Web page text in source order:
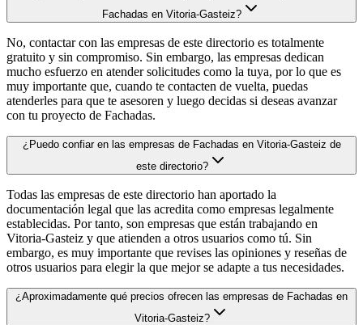
Fachadas en Vitoria-Gasteiz?
No, contactar con las empresas de este directorio es totalmente
gratuito y sin compromiso. Sin embargo, las empresas dedican
mucho esfuerzo en atender solicitudes como la tuya, por lo que es
muy importante que, cuando te contacten de vuelta, puedas
atenderles para que te asesoren y luego decidas si deseas avanzar
con tu proyecto de Fachadas.
¿Puedo confiar en las empresas de Fachadas en Vitoria-Gasteiz de
este directorio?
Todas las empresas de este directorio han aportado la
documentación legal que las acredita como empresas legalmente
establecidas. Por tanto, son empresas que están trabajando en
Vitoria-Gasteiz y que atienden a otros usuarios como tú. Sin
embargo, es muy importante que revises las opiniones y reseñas de
otros usuarios para elegir la que mejor se adapte a tus necesidades.
¿Aproximadamente qué precios ofrecen las empresas de Fachadas en
Vitoria-Gasteiz?